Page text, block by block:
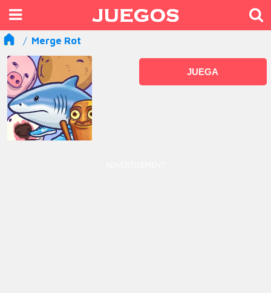
Merge Rot
JUEGA